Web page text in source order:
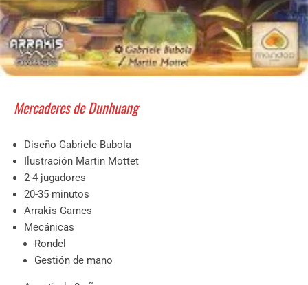
Mercaderes de Dunhuang
Diseño Gabriele Bubola
Ilustración Martin Mottet
2-4 jugadores
20-35 minutos
Arrakis Games
Mecánicas
Rondel
Gestión de mano